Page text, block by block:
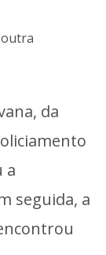
outra
da
a
seguida, a